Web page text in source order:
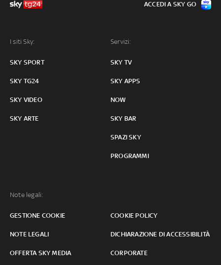
I siti Sky:
SKY SPORT
SKY TG24
SKY VIDEO
SKY ARTE
Servizi:
SKY TV
SKY APPS
NOW
SKY BAR
SPAZI SKY
PROGRAMMI
Note legali:
GESTIONE COOKIE COOKIE POLICY
NOTE LEGALI DICHIARAZIONE DI ACCESSIBILITÀ
OFFERTA SKY MEDIA CORPORATE
ACCEDI A SKY GO